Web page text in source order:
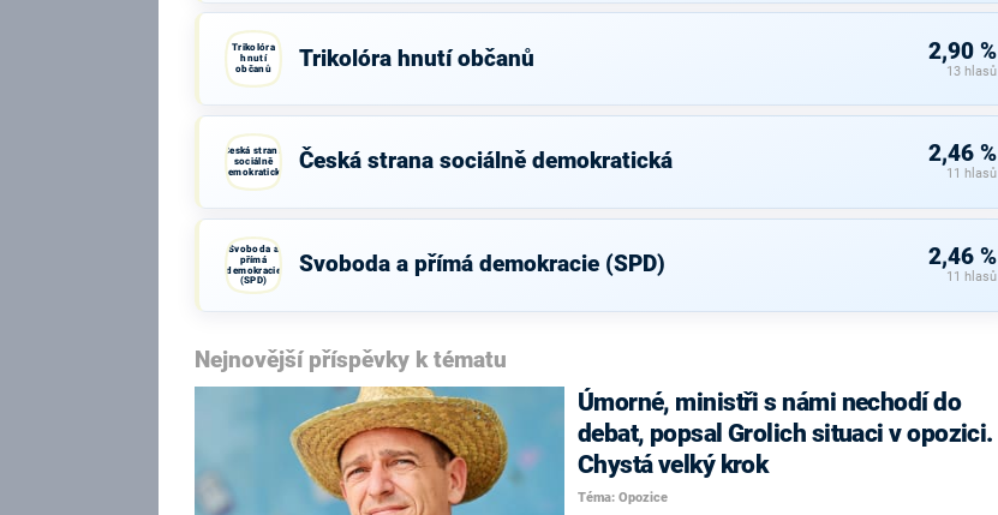
Trikolóra
hnutí
občanů
Trikolóra hnutí občanů 2,90 %
13 hlasů
Česká strana
sociálně
demokratická
Česká strana sociálně demokratická 2,46 %
11 hlasů
Svoboda a
přímá
demokracie
(SPD)
Svoboda a přímá demokracie (SPD) 2,46 %
11 hlasů
Nejnovější příspěvky k tématu
Úmorné, ministři s námi nechodí do
debat, popsal Grolich situaci v opozici.
Chystá velký krok
Téma: Opozice